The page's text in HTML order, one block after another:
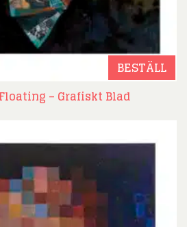
BESTÄLL
– Grafiskt Blad